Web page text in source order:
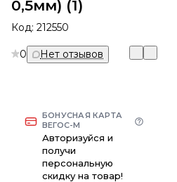
0,5мм) (1)
Код: 212550
0 Нет отзывов
БОНУСНАЯ КАРТА
ВЕГОС-М
Авторизуйся и
получи
персональную
скидку на товар!